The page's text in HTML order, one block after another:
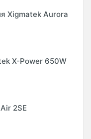
Xigmatek Aurora
X-Power 650W
2SE